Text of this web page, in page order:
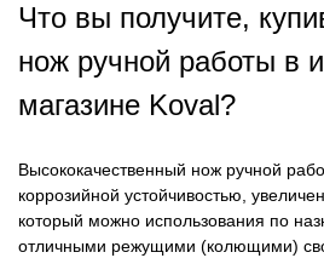
Что вы получите,
нож ручной работы в
магазине Koval?
Высококачественный нож ручной
коррозийной устойчивостью,
который можно использования по
отличными режущими (колющими)